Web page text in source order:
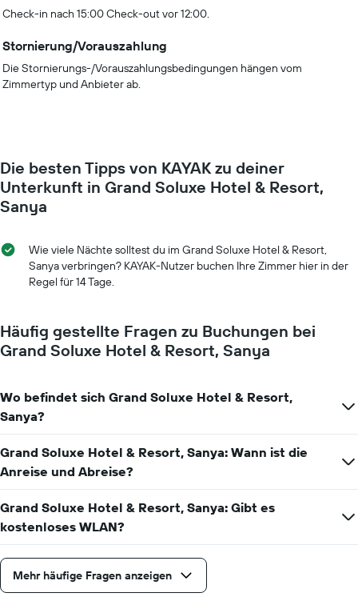
Check-in nach 15:00 Check-out vor 12:00.
Stornierung/Vorauszahlung
Die Stornierungs-/Vorauszahlungsbedingungen hängen vom
Zimmertyp und Anbieter ab.
Die besten Tipps von KAYAK zu deiner
Unterkunft in Grand Soluxe Hotel & Resort,
Sanya
Wie viele Nächte solltest du im Grand Soluxe Hotel & Resort,
Sanya verbringen? KAYAK-Nutzer buchen Ihre Zimmer hier in der
Regel für 14 Tage.
Häufig gestellte Fragen zu Buchungen bei
Grand Soluxe Hotel & Resort, Sanya
Wo befindet sich Grand Soluxe Hotel & Resort,
Sanya?
Grand Soluxe Hotel & Resort, Sanya: Wann ist die
Anreise und Abreise?
Grand Soluxe Hotel & Resort, Sanya: Gibt es
kostenloses WLAN?
Mehr häufige Fragen anzeigen